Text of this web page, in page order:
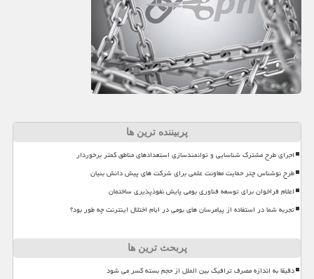
پربیننده ترین ها
اجرای طرح مشترک شناسایی و توانمندسازی استعدادهای مناطق کمتر برخوردار
طرح نوشناس چتر حمایت معاونت علمی برای شرکت های پیش دانش بنیان
اعلام فراخوان برای توسعه فناوری بومی پایش نفوذپذیری ساختمان
تجربه شما در استفاده از پیامرسان های بومی در ایام اختلال اینترنت چه طور بود؟
پربحث ترین ها
دقیقا به اندازه مصرف ترافیک بین الملل از حجم بسته کسر می شود